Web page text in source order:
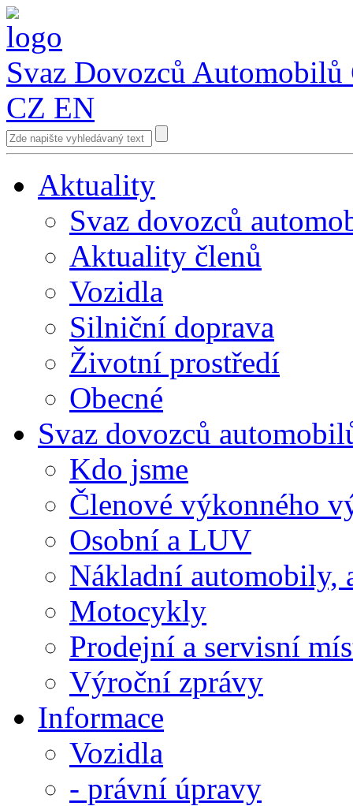
Svaz Dovozců Automobilů
CZ EN
Aktuality
Svaz dovozců
Aktuality členů
Vozidla
Silniční doprava
Životní prostředí
Obecné
Svaz dovozců
Kdo jsme
Členové výkonného
Osobní a LUV
Nákladní automobily,
Motocykly
Prodejní a servisní
Výroční zprávy
Informace
Vozidla
- právní úpravy